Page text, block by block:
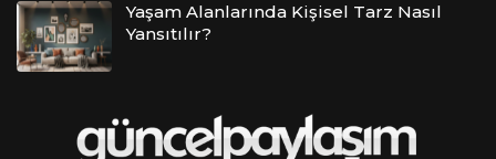
Yaşam Alanlarında Kişisel Tarz Nasıl
Yansıtılır?